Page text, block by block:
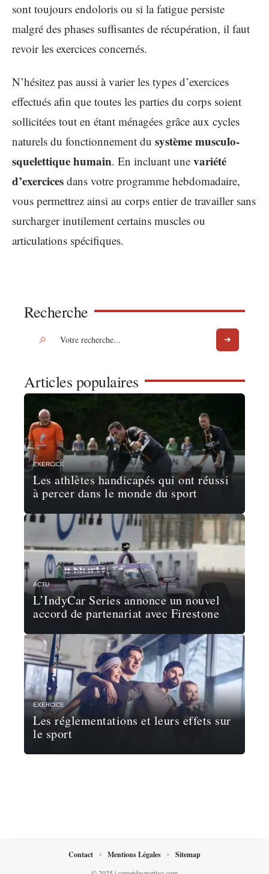
sont toujours endoloris ou si la fatigue persiste
malgré des phases suffisantes de récupération, il faut
revoir les exercices concernés.
N’hésitez pas aussi à varier les types d’exercices
effectués afin que toutes les parties du corps soient
sollicitées tout en étant ménagées grâce aux cycles
naturels du fonctionnement du système musculo-
squelettique humain. En incluant une variété
d’exercices dans votre programme hebdomadaire,
vous permettrez ainsi au corps entier de travailler sans
surcharger inutilement certains muscles ou
articulations spécifiques.
Recherche
Articles populaires
EXERCICE
Les athlètes handicapés qui ont réussi
à percer dans le monde du sport
ACTU
L’IndyCar Series annonce un nouvel
accord de partenariat avec Firestone
EXERCICE
Les réglementations et leurs effets sur
le sport
Contact Mentions Légales Sitemap